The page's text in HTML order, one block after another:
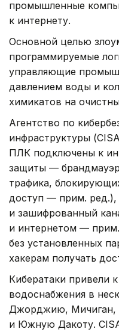
промышленные
к интернету.
Основной целью
программируемые
управляющие
давлением воды и
химикатов на
Агентство по
инфраструктуры
ПЛК подключены к
защиты —
трафика,
доступ — прим.
и зашифрованный
и интернетом —
без установленных
хакерам получать
Кибератаки привели
водоснабжения в
Джорджию,
и Южную Дакоту.